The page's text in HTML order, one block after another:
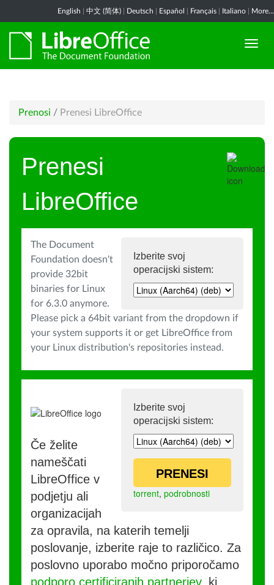
English 中文 (简体) Deutsch Español Français Italiano More...
Prenosi / Prenesi LibreOffice
Prenesi
LibreOffice
Izberite svoj
operacijski sistem:
The Document
Foundation doesn't
provide 32bit
binaries for Linux
for 6.3.0 anymore.
Please pick a 64bit variant from the dropdown if
your system supports it or get LibreOffice from
your Linux distribution's repositories instead.
Izberite svoj
operacijski sistem:
PRENESI
torrent, podrobnosti
Če želite
nameščati
LibreOffice v
podjetju ali
organizacijah
za opravila, na katerih temelji
poslovanje, izberite raje to različico. Za
poslovno uporabo močno priporočamo
podporo certificiranih partnerjev, ki